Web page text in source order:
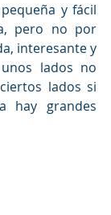
y fácil
pero no por
interesante y
lados no
lados si
hay grandes